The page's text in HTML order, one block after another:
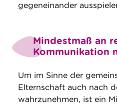
gegeneinander
Mindestmaß an
Kommunikation
Um im Sinne der
Elternschaft auch nach
wahrzunehmen, ist ein